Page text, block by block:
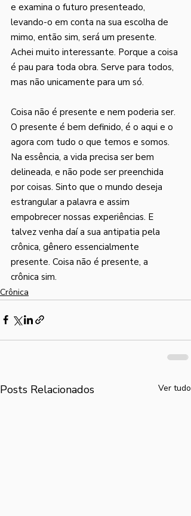
e examina o futuro presenteado,
levando-o em conta na sua escolha de
mimo, então sim, será um presente.
Achei muito interessante. Porque a coisa
é pau para toda obra. Serve para todos,
mas não unicamente para um só.
Coisa não é presente e nem poderia ser.
O presente é bem definido, é o aqui e o
agora com tudo o que temos e somos.
Na essência, a vida precisa ser bem
delineada, e não pode ser preenchida
por coisas. Sinto que o mundo deseja
estrangular a palavra e assim
empobrecer nossas experiências. E
talvez venha daí a sua antipatia pela
crônica, gênero essencialmente
presente. Coisa não é presente, a
crônica sim.
Crônica
Posts Relacionados Ver tudo